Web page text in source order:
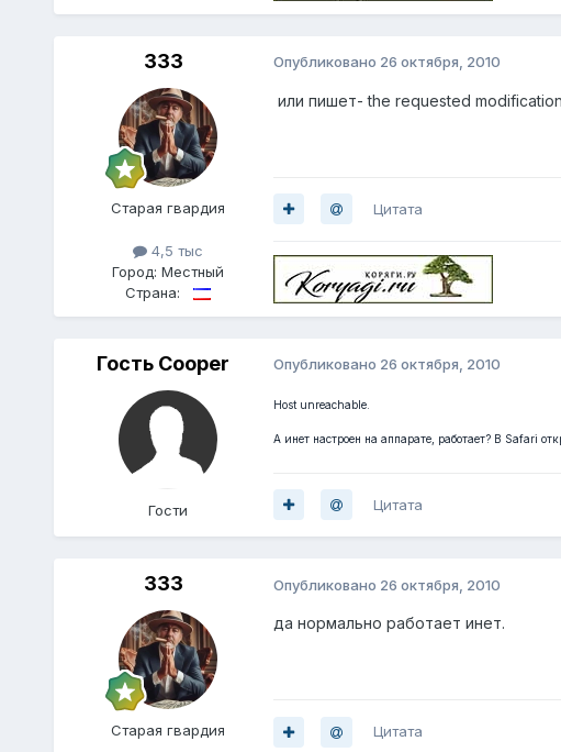
333
Старая гвардия
4,5 тыс
Город: Местный
Страна:
Опубликовано 26 октября, 2010
или пишет- the requested
Цитата
Гость Cooper
Гости
Опубликовано 26 октября, 2010
Host unreachable.
А инет настроен на аппарате, работает? В Safari
Цитата
333
Старая гвардия
Опубликовано 26 октября, 2010
да нормально работает инет.
Цитата